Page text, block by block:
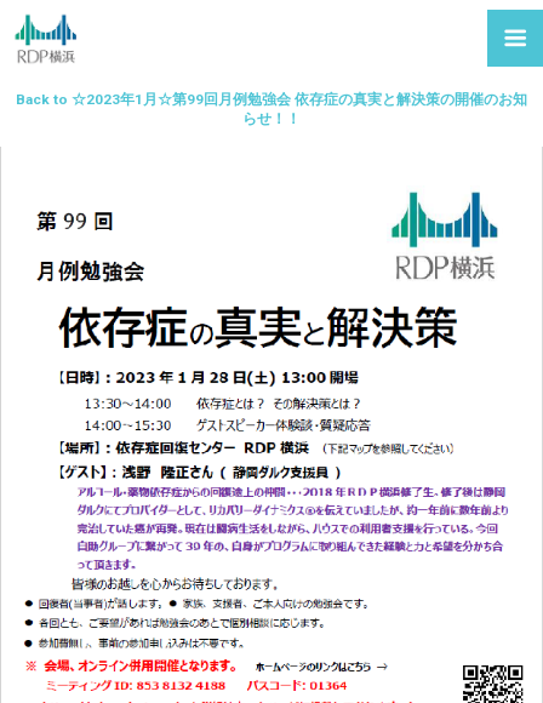
Back to ☆2023年1月☆第99回月例勉強会 依存症の真実と解決策の開催のお知
らせ！！